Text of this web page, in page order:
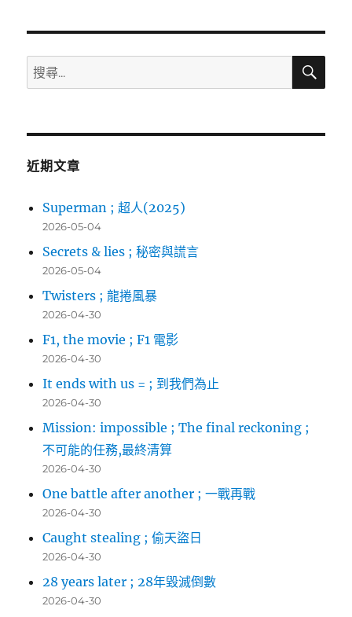
章:
搜
尋
鍵
搜
近期文章
Superman ; 超人(2025)
2026-05-04
Secrets & lies ; 秘密與謊言
2026-05-04
Twisters ; 龍捲風暴
2026-04-30
F1, the movie ; F1 電影
2026-04-30
It ends with us = ; 到我們為止
2026-04-30
Mission: impossible ; The final reckoning ;
不可能的任務,最終清算
2026-04-30
One battle after another ; 一戰再戰
2026-04-30
Caught stealing ; 偷天盜日
2026-04-30
28 years later ; 28年毀滅倒數
2026-04-30